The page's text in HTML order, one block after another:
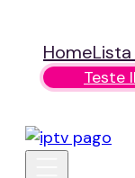
Home
Teste